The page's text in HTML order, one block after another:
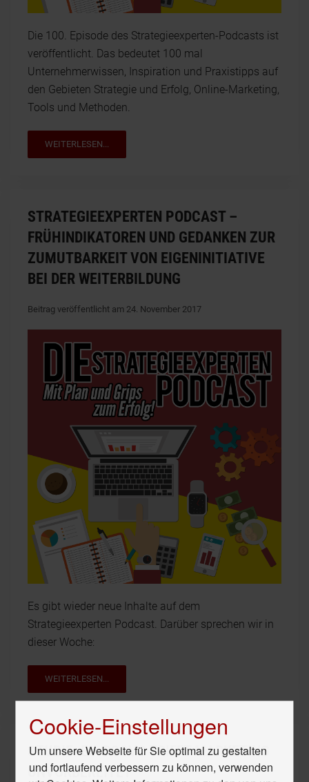
Die 100. Episode des Strategieexperten-Podcasts ist
veröffentlicht. Das bedeutet 100 mal
Unternehmerwissen, Inspiration und Praxistipps auf
den Gebieten Strategie und Erfolg, Online-Marketing,
Tools und Methoden.
WEITERLESEN...
STRATEGIEEXPERTEN PODCAST –
FRÜHINDIKATOREN UND GEDANKEN ZUR
ZUMUTBARKEIT VON EIGENINITIATIVE
BEI DER WEITERBILDUNG
Beitrag veröffentlicht am 24. November 2017
Es gibt wieder neue Inhalte auf dem
Strategieexperten Podcast. Darüber sprechen wir in
dieser Woche:
WEITERLESEN...
STUDIE: EU-DSGVO TRIFFT MARKETING
UNVORBEREITET
Cookie-Einstellungen
Um unsere Webseite für Sie optimal zu gestalten
und fortlaufend verbessern zu können, verwenden